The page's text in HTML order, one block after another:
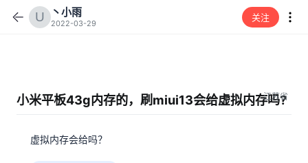
丶小雨
2022-03-29
关注
小米平板43g内存的，刷miui13会给虚拟内存吗?
江苏省
虚拟内存会给吗？